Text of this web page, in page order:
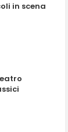
in scena